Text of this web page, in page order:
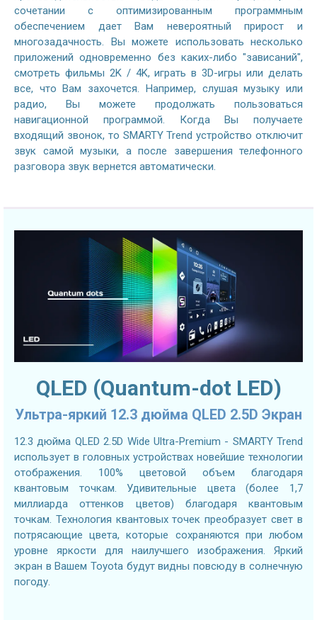
сочетании с оптимизированным программным
обеспечением дает Вам невероятный прирост и
многозадачность. Вы можете использовать несколько
приложений одновременно без каких-либо "зависаний",
смотреть фильмы 2K / 4K, играть в 3D-игры или делать
все, что Вам захочется. Например, слушая музыку или
радио, Вы можете продолжать пользоваться
навигационной программой. Когда Вы получаете
входящий звонок, то SMARTY Trend устройство отключит
звук самой музыки, а после завершения телефонного
разговора звук вернется автоматически.
QLED (Quantum-dot LED)
Ультра-яркий 12.3 дюйма QLED 2.5D Экран
12.3 дюйма QLED 2.5D Wide Ultra-Premium - SMARTY Trend
использует в головных устройствах новейшие технологии
отображения. 100% цветовой объем благодаря
квантовым точкам. Удивительные цвета (более 1,7
миллиарда оттенков цветов) благодаря квантовым
точкам. Технология квантовых точек преобразует свет в
потрясающие цвета, которые сохраняются при любом
уровне яркости для наилучшего изображения. Яркий
экран в Вашем Toyota будут видны повсюду в солнечную
погоду.